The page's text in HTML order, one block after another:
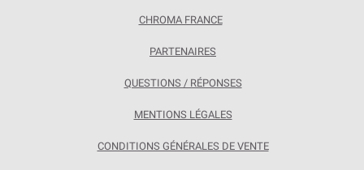
CHROMA FRANCE
PARTENAIRES
QUESTIONS / RÉPONSES
MENTIONS LÉGALES
CONDITIONS GÉNÉRALES DE VENTE